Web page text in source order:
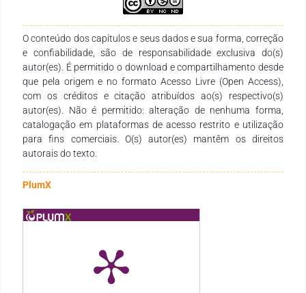
tóxicos através da montagem e implementação de um sensor
O conteúdo dos capítulos e seus dados e sua forma, correção
e confiabilidade, são de responsabilidade exclusiva do(s)
autor(es). É permitido o download e compartilhamento desde
que pela origem e no formato Acesso Livre (Open Access),
com os créditos e citação atribuídos ao(s) respectivo(s)
autor(es). Não é permitido: alteração de nenhuma forma,
catalogação em plataformas de acesso restrito e utilização
para fins comerciais. O(s) autor(es) mantêm os direitos
autorais do texto.
PlumX